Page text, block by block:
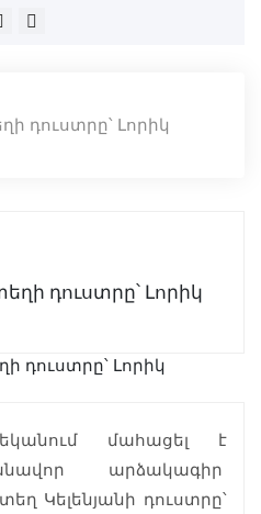
դուստրը՝ Լորիկ
դուստրը՝ Լորիկ
մահացել է
արձակագիր
Կելենյանի դուստրը՝